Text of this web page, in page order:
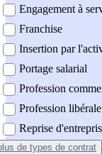
Engagement à
Franchise
Insertion par
Portage salarial
Profession
Profession libérale
Reprise
de types de contrat